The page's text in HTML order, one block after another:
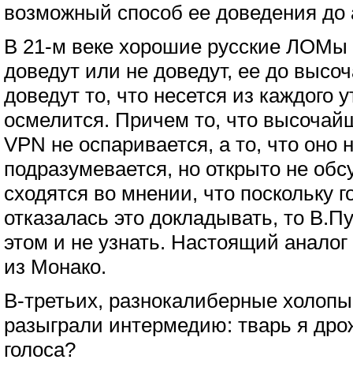
возможный способ ее доведения до
В 21-м веке хорошие русские ЛОМы
доведут или не доведут, ее до
доведут то, что несется из каждого
осмелится. Причем то, что
VPN не оспаривается, а то, что оно
подразумевается, но открыто не
сходятся во мнении, что поскольку
отказалась это докладывать, то
этом и не узнать. Настоящий
из Монако.
В-третьих, разнокалиберные
разыграли интермедию: тварь я
голоса?